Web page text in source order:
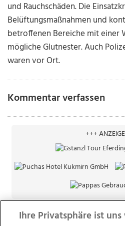
und Rauchschäden. Die
Belüftungsmaßnahmen und
betroffenen Bereiche mit einer
mögliche Glutnester. Auch
waren vor Ort.
Kommentar verfassen
+++
Ihre Privatsphäre ist